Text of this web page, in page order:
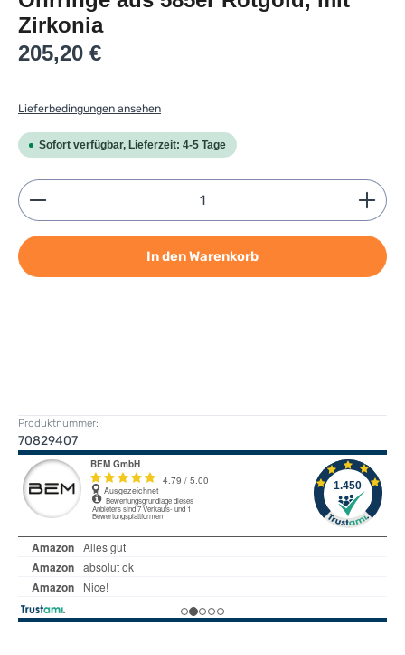
Zirkonia
Regulärer Preis:
205,20 €
Lieferbedingungen ansehen
Sofort verfügbar, Lieferzeit: 4-5 Tage
Produkt Anzahl: Gib den gewünschten Wert ein
In den Warenkorb
Produktnummer:
70829407